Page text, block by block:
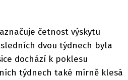
četnost výskytu
dvou týdnech byla
dochází k poklesu
týdnech také mírně klesá